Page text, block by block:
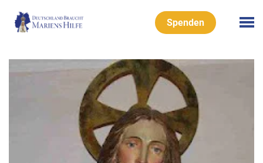
Spenden